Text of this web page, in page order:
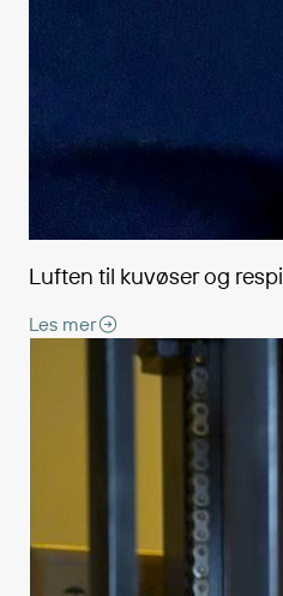
Luften til kuvøser og
Les mer